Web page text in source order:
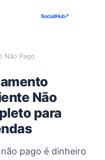
Não Pago
Não
para
pago é dinheiro